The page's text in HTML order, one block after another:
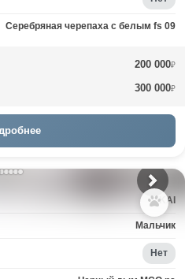
Серебряная черепаха с белым fs 09
200 000₽
300 000₽
KAI
Мальчик
Нет